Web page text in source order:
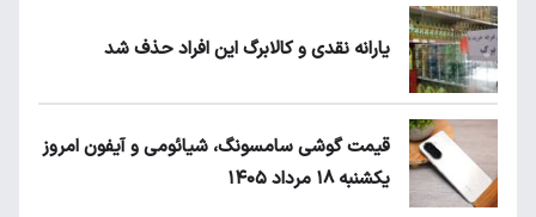
یارانه نقدی و کالابرگ این افراد حذف شد
قیمت گوشی سامسونگ، شیائومی و آیفون امروز
یکشنبه ۱۸ مرداد ۱۴۰۵